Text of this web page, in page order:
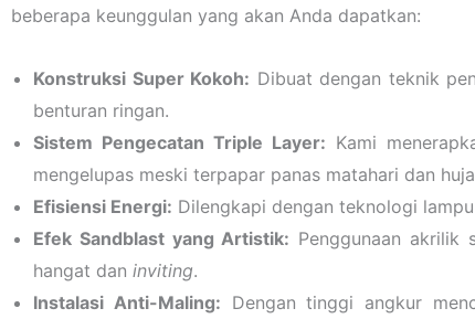
beberapa keunggulan yang akan Anda dapatkan:
Konstruksi Super Kokoh: Dibuat dengan teknik
benturan ringan.
Sistem Pengecatan Triple Layer: Kami
mengelupas meski terpapar panas matahari dan
Efisiensi Energi: Dilengkapi dengan teknologi
Efek Sandblast yang Artistik: Penggunaan akrilik
hangat dan inviting.
Instalasi Anti-Maling: Dengan tinggi angkur